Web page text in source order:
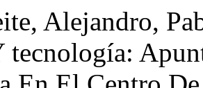
Alejandro,
tecnología: